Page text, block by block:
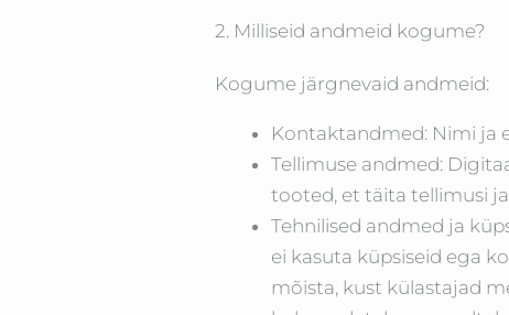
2. Milliseid andmeid kogume?
Kogume järgnevaid andmeid:
Kontaktandmed: Nimi ja
Tellimuse andmed:
tooted, et täita tellimusi
Tehnilised andmed ja
ei kasuta küpsiseid ega
mõista, kust külastajad